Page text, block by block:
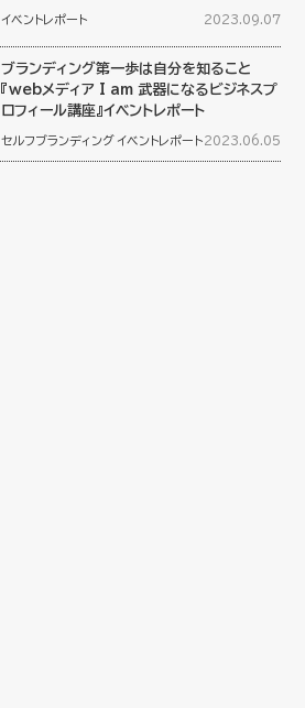
イベントレポート 2023.09.07
ブランディング第一歩は自分を知ること
『webメディア I am 武器になるビジネスプ
ロフィール講座』イベントレポート
セルフブランディング イベントレポート 2023.06.05